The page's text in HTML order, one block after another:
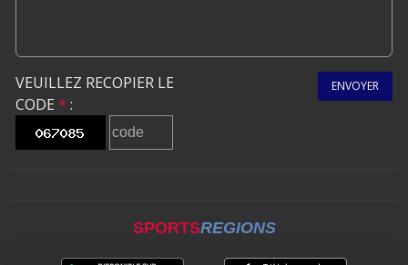
VEUILLEZ RECOPIER LE
CODE * :
ENVOYER
SPORTSREGIONS